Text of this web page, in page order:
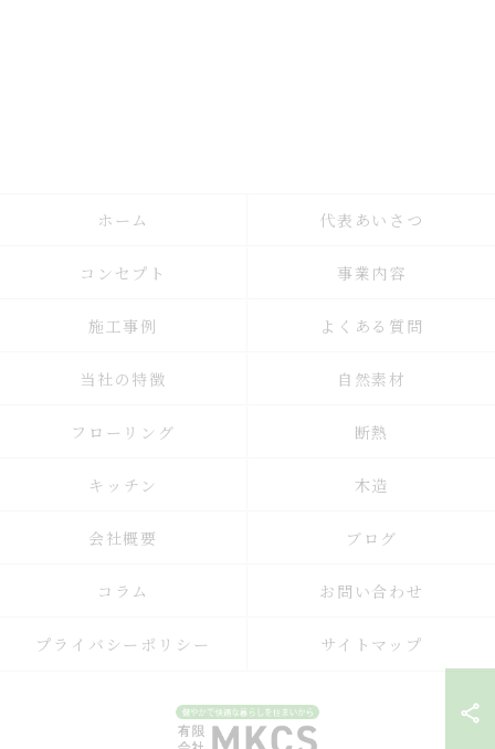
ホーム 代表あいさつ
コンセプト 事業内容
施工事例 よくある質問
当社の特徴 自然素材
フローリング 断熱
キッチン 木造
会社概要 ブログ
コラム お問い合わせ
プライバシーポリシー サイトマップ